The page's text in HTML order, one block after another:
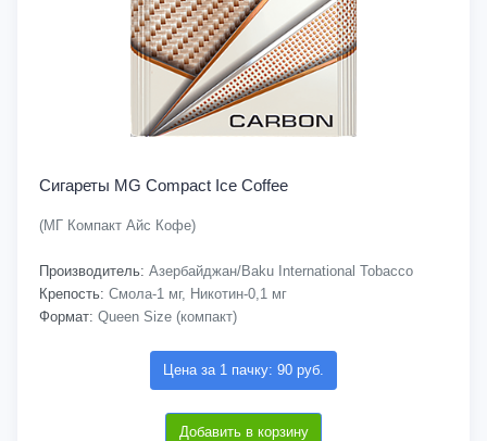
Сигареты MG Compact Ice Coffee
(МГ Компакт Айс Кофе)
Производитель: Азербайджан/Baku International Tobacco
Крепость: Смола-1 мг, Никотин-0,1 мг
Формат: Queen Size (компакт)
Цена за 1 пачку: 90 руб.
Добавить в корзину